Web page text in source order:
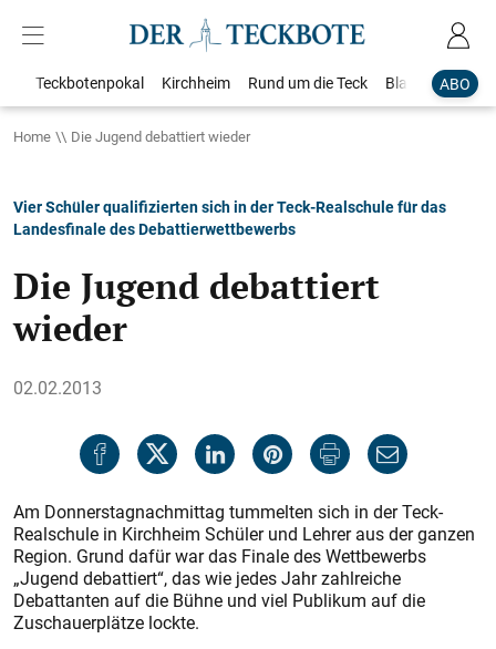
ABO
Teckbotenpokal Kirchheim Rund um die Teck Blaulicht
Home Die Jugend debattiert wieder
Vier Schüler qualifizierten sich in der Teck-Realschule für das
Landesfinale des Debattierwettbewerbs
Die Jugend debattiert
wieder
02.02.2013
Am Donnerstagnachmittag tummelten sich in der Teck-
Realschule in Kirchheim Schüler und Lehrer aus der ganzen
Region. Grund dafür war das Finale des Wettbewerbs
„Jugend debattiert“, das wie jedes Jahr zahlreiche
Debattanten auf die Bühne und viel Publikum auf die
Zuschauerplätze lockte.